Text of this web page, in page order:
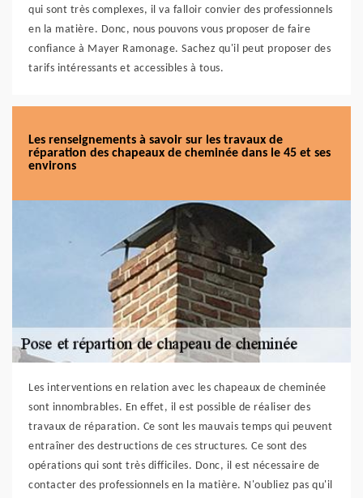
qui sont très complexes, il va falloir convier des professionnels
en la matière. Donc, nous pouvons vous proposer de faire
confiance à Mayer Ramonage. Sachez qu'il peut proposer des
tarifs intéressants et accessibles à tous.
Les renseignements à savoir sur les travaux de
réparation des chapeaux de cheminée dans le 45 et ses
environs
Les interventions en relation avec les chapeaux de cheminée
sont innombrables. En effet, il est possible de réaliser des
travaux de réparation. Ce sont les mauvais temps qui peuvent
entraîner des destructions de ces structures. Ce sont des
opérations qui sont très difficiles. Donc, il est nécessaire de
contacter des professionnels en la matière. N'oubliez pas qu'il